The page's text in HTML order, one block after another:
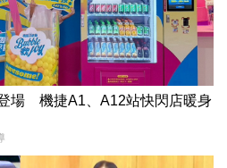
場 機捷A1、A12站快閃店暖身